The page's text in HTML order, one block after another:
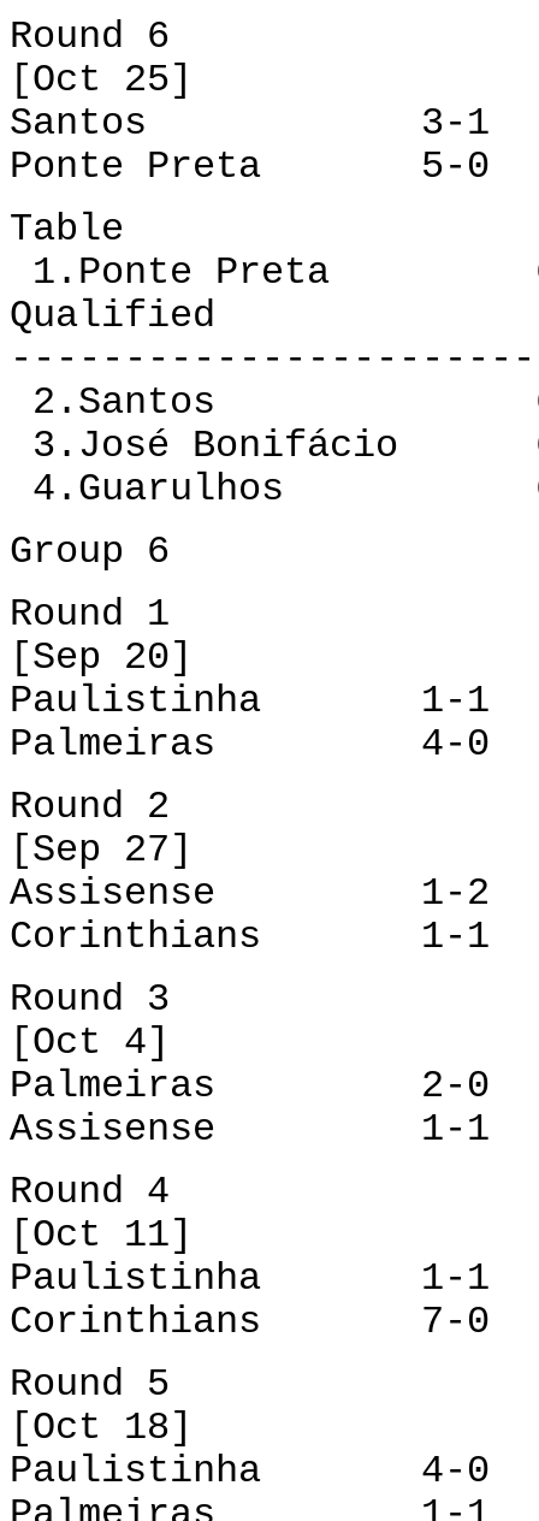
Round 6
[Oct 25]
Santos 3-1
Ponte Preta 5-0
Table
1.Ponte Preta
Qualified
2.Santos 6 3
3.José
4.Guarulhos
Group 6
Round 1
[Sep 20]
Paulistinha 1-1
Palmeiras 4-0
Round 2
[Sep 27]
Assisense 1-2
Corinthians 1-1
Round 3
[Oct 4]
Palmeiras 2-0
Assisense 1-1
Round 4
[Oct 11]
Paulistinha 1-1
Corinthians 7-0
Round 5
[Oct 18]
Paulistinha 4-0